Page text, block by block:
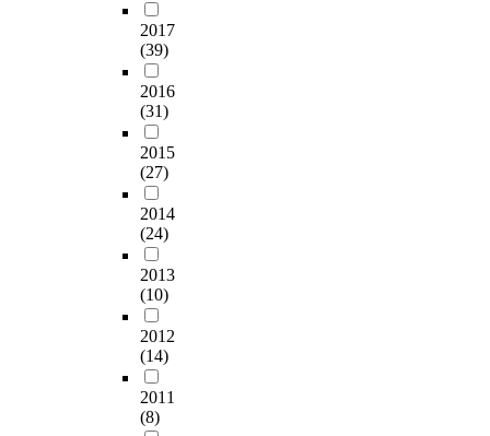
2017
(39)
2016
(31)
2015
(27)
2014
(24)
2013
(10)
2012
(14)
2011
(8)